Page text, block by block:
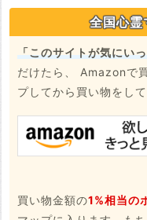
全国心霊
「このサイトが気にい
だけたら、 Amazonで
プしてから買い物をし
買い物金額の1%相当の